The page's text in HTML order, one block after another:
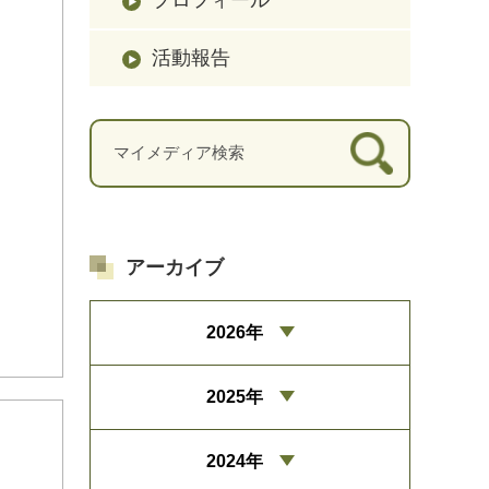
活動報告
アーカイブ
2026年
2025年
2024年